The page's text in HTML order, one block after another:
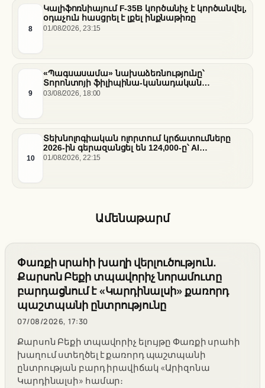
8
Կալիֆոռնիայում F-35B կործանիչ է կործանվել,
օդաչուն հասցրել է լքել ինքնաթիռը
01/08/2026, 23:15
9
«Պագսասամա» նախաձեռնությունը՝
Տորոնտոյի ֆիլիպինա-կանադական
արվեստագետների համար
03/08/2026, 18:00
10
Տեխնոլոգիական ոլորտում կրճատումները
2026-ին գերազանցել են 124,000-ը՝ AI
ենթակառուցվածքների վերաբաշխման ֆոնին
01/08/2026, 22:15
Ամենաթարմ
Փառքի սրահի խաղի վերլուծություն.
Քարսոն Բեքի տպավորիչ նորամուտը
բարդացնում է «Կարդինալսի» քառորդ
պաշտպանի ընտրությունը
07/08/2026, 17:30
Քարսոն Բեքի տպավորիչ ելույթը Փառքի սրահի
խաղում ստեղծել է քառորդ պաշտպանի
ընտրության բարդ իրավիճակ «Արիզոնա
Կարդինալսի» համար։